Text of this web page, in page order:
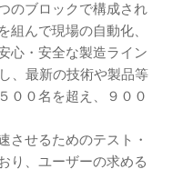
のブロックで構成され
組んで現場の自動化、
心・安全な製造ライン
、最新の技術や製品等
００名を超え、９００
せるためのテスト・
り、ユーザーの求める